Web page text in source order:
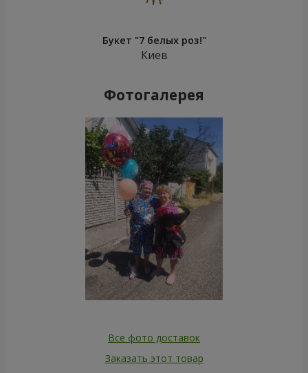
Букет "7 белых роз!"
Киев
Фотогалерея
Все фото доставок
Заказать этот товар